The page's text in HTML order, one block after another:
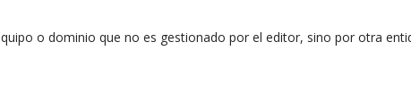
o dominio que no es gestionado por el editor, sino por otra